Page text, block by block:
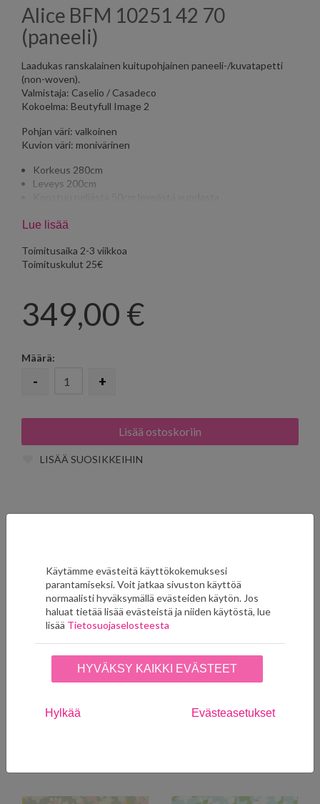
Alice BFM 10251 42 70
(paneeli)
Laadukas ranskalainen kuitupohjainen paneeli-/kuvatapetti
(non-woven).
Valmistaja: Caselio / Casadeco
Kokoelma: Beutyfull Image 2
Pohjan väri: valkoinen
Kuvion väri: monivärinen
Korkeus 280cm
Leveys 200cm
Lue lisää
Toimitusaika 2-3 viikkoa
Toimituskulut 25€
349,00 €
Määrä:
- +
LISÄÄ SUOSIKKEIHIN
Amelie Petrooli 124-02
Käytämme evästeitä käyttökokemuksesi
parantamiseksi. Voit jatkaa sivuston käyttöä
normaalisti hyväksymällä evästeiden käytön. Jos
haluat tietää lisää evästeistä ja niiden käytöstä, lue
lisää Tietosuojaselosteesta
HYVÄKSY KAIKKI EVÄSTEET
Hylkää Evästeasetukset